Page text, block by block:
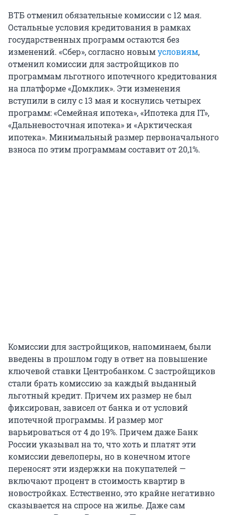
ВТБ отменил обязательные комиссии с 12 мая.
Остальные условия кредитования в рамках
государственных программ остаются без
изменений. «Сбер», согласно новымусловиям,
отменил комиссии для застройщиков по
программам льготного ипотечного кредитования
на платформе «Домклик». Эти изменения
вступили в силу с 13 мая и коснулись четырех
программ: «Семейная ипотека», «Ипотека для IT»,
«Дальневосточная ипотека» и «Арктическая
ипотека». Минимальный размер первоначального
взноса по этим программам составит от 20,1%.
Комиссии для застройщиков, напоминаем, были
введены в прошлом году в ответ на повышение
ключевой ставки Центробанком. С застройщиков
стали брать комиссию за каждый выданный
льготный кредит. Причем их размер не был
фиксирован, зависел от банка и от условий
ипотечной программы. И размер мог
варьироваться от 4 до 19%. Причем даже Банк
России указывал на то, что хоть и платят эти
комиссии девелоперы, но в конечном итоге
переносят эти издержки на покупателей —
включают процент в стоимость квартир в
новостройках. Естественно, это крайне негативно
сказывается на спросе на жилье. Даже сам